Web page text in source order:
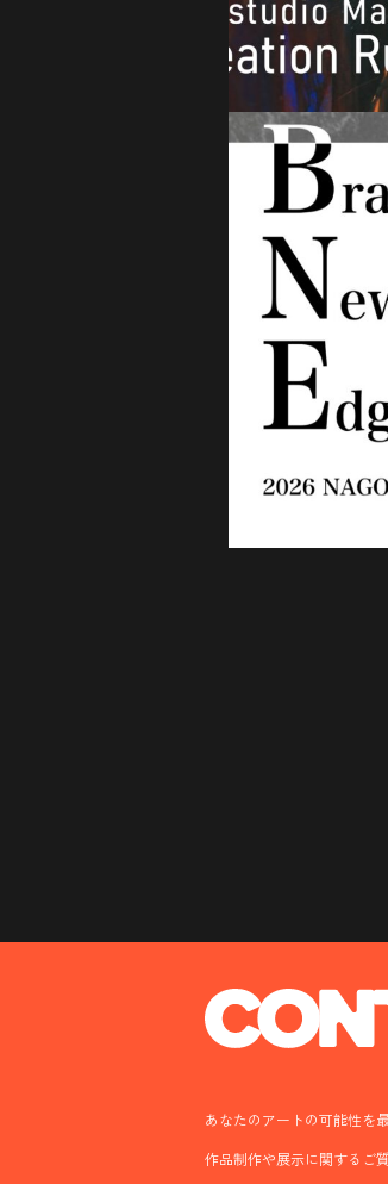
あなたのアートの可能性を
作品制作や展示に関するご